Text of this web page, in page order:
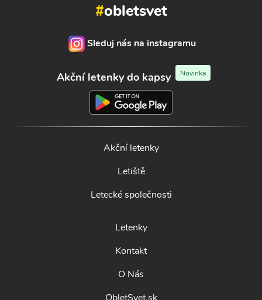
#obletsvet
Sleduj nás na instagramu
Akční letenky do kapsy Novinka
Akční letenky
Letiště
Letecké společnosti
Letenky
Kontakt
O Nás